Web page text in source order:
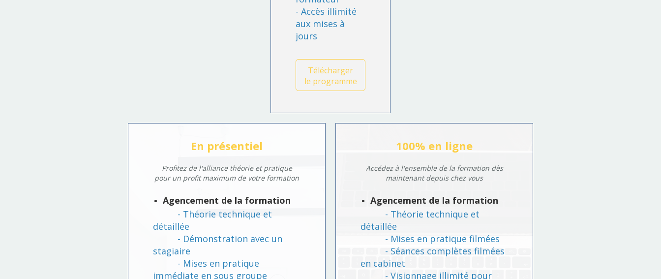
- Accès illimité
aux mises à
jours
Télécharger
le programme
En présentiel
Profitez de l'alliance théorie et pratique
pour un profit maximum de votre formation
Agencement de la formation
- Théorie technique et
détaillée
- Démonstration avec un
stagiaire
- Mises en pratique
immédiate en sous groupe
100% en ligne
Accédez à l'ensemble de la formation dès
maintenant depuis chez vous
Agencement de la formation
- Théorie technique et
détaillée
- Mises en pratique filmées
- Séances complètes filmées
en cabinet
- Visionnage illimité pour